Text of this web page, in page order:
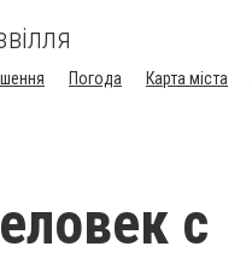
Погода Карта міста
с